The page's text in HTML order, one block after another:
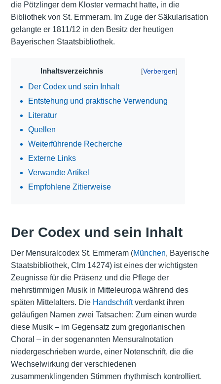
die Pötzlinger dem Kloster vermacht hatte, in die
Bibliothek von St. Emmeram. Im Zuge der Säkularisation
gelangte er 1811/12 in den Besitz der heutigen
Bayerischen Staatsbibliothek.
Inhaltsverzeichnis
Der Codex und sein Inhalt
Entstehung und praktische Verwendung
Literatur
Quellen
Weiterführende Recherche
Externe Links
Verwandte Artikel
Empfohlene Zitierweise
Der Codex und sein Inhalt
Der Mensuralcodex St. Emmeram (München, Bayerische
Staatsbibliothek, Clm 14274) ist eines der wichtigsten
Zeugnisse für die Präsenz und die Pflege der
mehrstimmigen Musik in Mitteleuropa während des
späten Mittelalters. Die Handschriftverdankt ihren
geläufigen Namen zwei Tatsachen: Zum einen wurde
diese Musik – im Gegensatz zum gregorianischen
Choral – in der sogenannten Mensuralnotation
niedergeschrieben wurde, einer Notenschrift, die die
Wechselwirkung der verschiedenen
zusammenklingenden Stimmen rhythmisch kontrolliert.